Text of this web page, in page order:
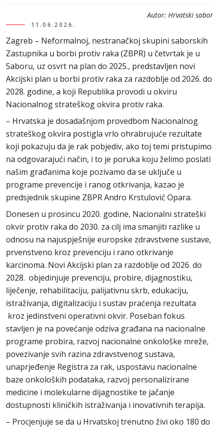
Autor: Hrvatski sabor
11.06.2026.
Zagreb – Neformalnoj, nestranačkoj skupini saborskih
Zastupnika u borbi protiv raka (ZBPR) u četvrtak je u
Saboru, uz osvrt na plan do 2025., predstavljen novi
Akcijski plan u borbi protiv raka za razdoblje od 2026. do
2028. godine, a koji Republika provodi u okviru
Nacionalnog strateškog okvira protiv raka.
– Hrvatska je dosadašnjom provedbom Nacionalnog
strateškog okvira postigla vrlo ohrabrujuće rezultate
koji pokazuju da je rak pobjediv, ako toj temi pristupimo
na odgovarajući način, i to je poruka koju želimo poslati
našim građanima koje pozivamo da se uključe u
programe prevencije i ranog otkrivanja, kazao je
predsjednik skupine ZBPR Andro Krstulović Opara.
Donesen u prosincu 2020. godine, Nacionalni strateški
okvir protiv raka do 2030. za cilj ima smanjiti razlike u
odnosu na najuspješnije europske zdravstvene sustave,
prvenstveno kroz prevenciju i rano otkrivanje
karcinoma. Novi Akcijski plan za razdoblje od 2026. do
2028. objedinjuje prevenciju, probire, dijagnostiku,
liječenje, rehabilitaciju, palijativnu skrb, edukaciju,
istraživanja, digitalizaciju i sustav praćenja rezultata
kroz jedinstveni operativni okvir. Poseban fokus
stavljen je na povećanje odziva građana na nacionalne
programe probira, razvoj nacionalne onkološke mreže,
povezivanje svih razina zdravstvenog sustava,
unaprjeđenje Registra za rak, uspostavu nacionalne
baze onkoloških podataka, razvoj personalizirane
medicine i molekularne dijagnostike te jačanje
dostupnosti kliničkih istraživanja i inovativnih terapija.
– Procjenjuje se da u Hrvatskoj trenutno živi oko 180 do